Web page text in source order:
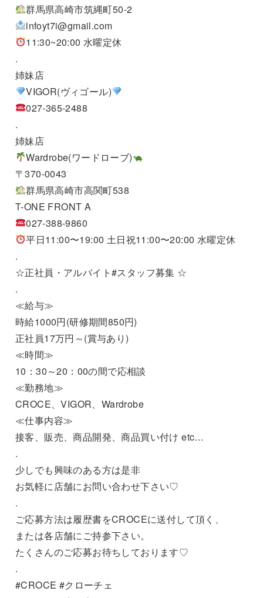
群馬県高崎市筑縄町50-2
infoyt7i@gmail.com
11:30~20:00 水曜定休
.
姉妹店
VIGOR(ヴィゴール)
027-365-2488
.
姉妹店
Wardrobe(ワードローブ)
〒370-0043
群馬県高崎市高関町538
T-ONE FRONT A
027-388-9860
平日11:00〜19:00 土日祝11:00〜20:00 水曜定休
.
☆正社員・アルバイト#スタッフ募集 ☆
.
≪給与≫
時給1000円(研修期間850円)
正社員17万円～(賞与あり)
≪時間≫
10：30～20：00の間で応相談
≪勤務地≫
CROCE、VIGOR、Wardrobe
≪仕事内容≫
接客、販売、商品開発、商品買い付け etc…
.
少しでも興味のある方は是非
お気軽に店舗にお問い合わせ下さい♡
.
ご応募方法は履歴書をCROCEに送付して頂く、
または各店舗にご持参下さい。
たくさんのご応募お待ちしております♡
.
#CROCE #クローチェ